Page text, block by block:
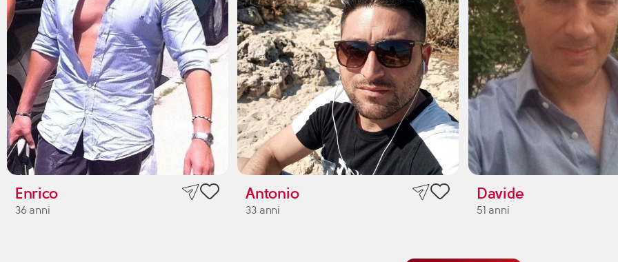
Enrico
36 anni
Antonio
33 anni
Davide
51 anni